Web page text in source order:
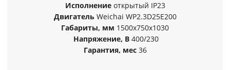
Исполнение открытый IP23
Двигатель Weichai WP2.3D25E200
Габариты, мм 1500x750x1030
Напряжение, В 400/230
Гарантия, мес 36